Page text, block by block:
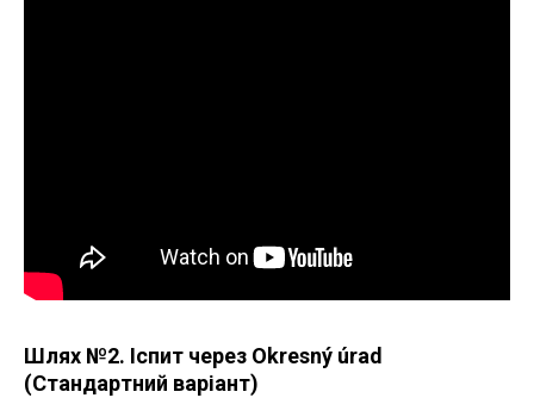
Шлях №2. Іспит через Okresný úrad
(Стандартний варіант)